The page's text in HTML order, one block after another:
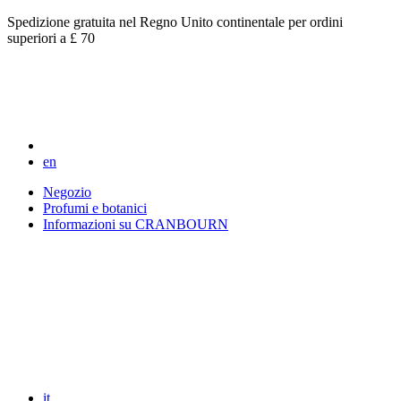
Spedizione gratuita nel Regno Unito continentale per ordini
superiori a £ 70
en
Negozio
Profumi e botanici
Informazioni su CRANBOURN
it